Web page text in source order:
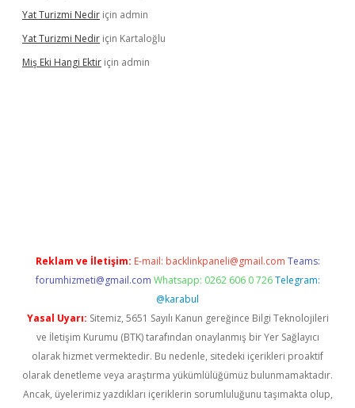
Yat Turizmi Nedir için admin
Yat Turizmi Nedir için Kartaloğlu
Miş Eki Hangi Ektir için admin
Reklam ve İletişim: E-mail: backlinkpaneli@gmail.com Teams:
forumhizmeti@gmail.com Whatsapp: 0262 606 0 726 Telegram:
@karabul
Yasal Uyarı: Sitemiz, 5651 Sayılı Kanun gereğince Bilgi Teknolojileri
ve İletişim Kurumu (BTK) tarafından onaylanmış bir Yer Sağlayıcı
olarak hizmet vermektedir. Bu nedenle, sitedeki içerikleri proaktif
olarak denetleme veya araştırma yükümlülüğümüz bulunmamaktadır.
Ancak, üyelerimiz yazdıkları içeriklerin sorumluluğunu taşımakta olup,